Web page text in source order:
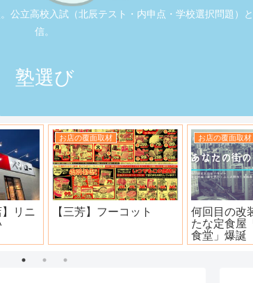
立高校入試（北辰テスト・内申点・学校選択問題）
信。
塾選び
ュー宝
お店の覆面取材
地元本格寿司屋。おり
お店の覆面取材
【ふじみ野
ーキ！ワン
キ！